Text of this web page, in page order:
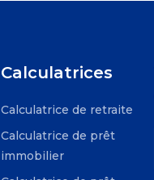
Calculatrices
Calculatrice de retraite
Calculatrice de prêt
immobilier